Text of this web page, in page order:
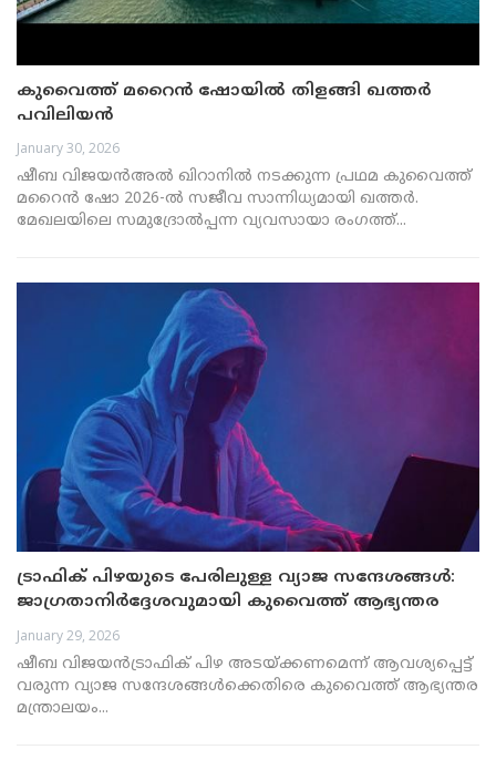
കുവൈത്ത് മറൈൻ ഷോയിൽ തിളങ്ങി ഖത്തർ
പവിലിയൻ
January 30, 2026
ഷീബ വിജയൻഅൽ ഖിറാനിൽ നടക്കുന്ന പ്രഥമ കുവൈത്ത്
മറൈൻ ഷോ 2026-ൽ സജീവ സാന്നിധ്യമായി ഖത്തർ.
മേഖലയിലെ സമുദ്രോൽപ്പന്ന വ്യവസായാ രംഗത്ത്...
ട്രാഫിക് പിഴയുടെ പേരിലുള്ള വ്യാജ സന്ദേശങ്ങൾ:
ജാഗ്രതാനിർദ്ദേശവുമായി കുവൈത്ത് ആഭ്യന്തര
മന്ത്രാലയം
January 29, 2026
ഷീബ വിജയൻട്രാഫിക് പിഴ അടയ്ക്കണമെന്ന് ആവശ്യപ്പെട്ട്
വരുന്ന വ്യാജ സന്ദേശങ്ങൾക്കെതിരെ കുവൈത്ത് ആഭ്യന്തര
മന്ത്രാലയം...